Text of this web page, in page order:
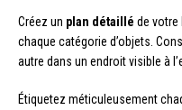
Créez un plan détaillé de votre
chaque catégorie d’objets.
autre dans un endroit visible à
Étiquetez méticuleusement